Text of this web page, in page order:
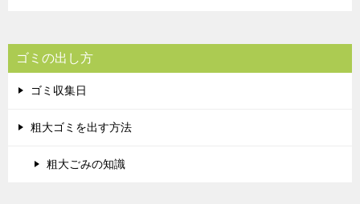
ゴミの出し方
ゴミ収集日
粗大ゴミを出す方法
粗大ごみの知識